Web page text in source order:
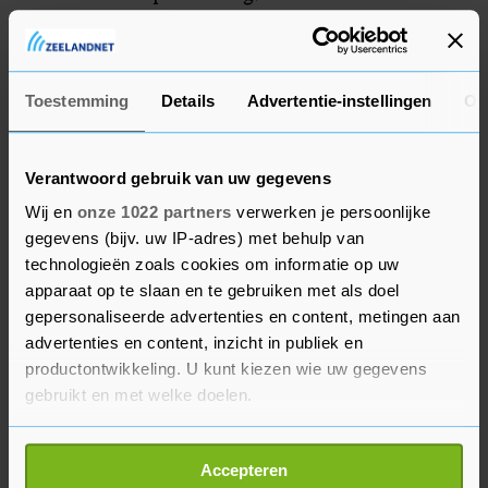
Toestemming Details Advertentie-instellingen
Verantwoord gebruik van uw gegevens
Wij en onze 1022 partners verwerken je persoonlijke
gegevens (bijv. uw IP-adres) met behulp van
technologieën zoals cookies om informatie op uw
apparaat op te slaan en te gebruiken met als doel
gepersonaliseerde advertenties en content, metingen aan
advertenties en content, inzicht in publiek en
productontwikkeling. U kunt kiezen wie uw gegevens
gebruikt en met welke doelen.
Als u het toestaat, willen we ook graag:
Informatie verzamelen over uw geografische
Accepteren
stemgeluid van de verdachte uit Espel, afkomstig
uit zijn verhoor, gemonteerd. En volgens zijn
advocaat ook een "dramatisch" muziekje. "Dat
moet je als rechtbank niet willen", zei de
beelden veel te laat heeft aangeleverd, waardoor
de verdediging zich er niet op heeft kunnen
voorbereiden.
De 28-jarige verdachte uit Urk werd in december
gearresteerd. De 24-jarige man uit Espel werd in
februari opgepakt, nadat de politie zijn naam en
foto had vrijgegeven en hij zich maar niet
meldde. Hij is tijdens de zitting zeer emotioneel
als hij vragen van de rechter beantwoordt. "Ik
vind het zo erg wat er is gebeurd, dat is nooit de